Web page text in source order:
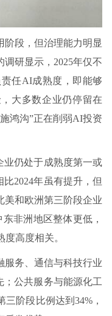
段，但治理能力明显
调研显示，2025年仅不
任AI成熟度，即能够
大多数企业仍停留在
鸿沟”正在削弱AI投资
仍处于成熟度第一或
2024年虽有提升，但
美和欧洲第三阶段企业
非洲地区整体更低，
高度相关。
务、通信与科技行业
；公共服务与能源化工
阶段比例达到34%，